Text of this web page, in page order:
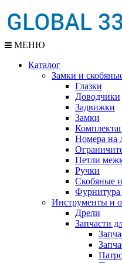
МЕНЮ
Каталог
Замки и
Глазки
Доводчики
Задвижки
Замки
Номера на
Петли
Ручки
Скобяные
Фурнитура
Инструменты и
Дрели
Запчасти